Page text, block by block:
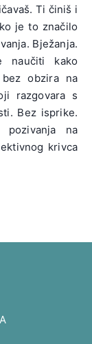
Ti činiš i
je to značilo
Bježanja.
naučiti kako
obzira na
razgovara s
Bez isprike.
pozivanja na
krivca